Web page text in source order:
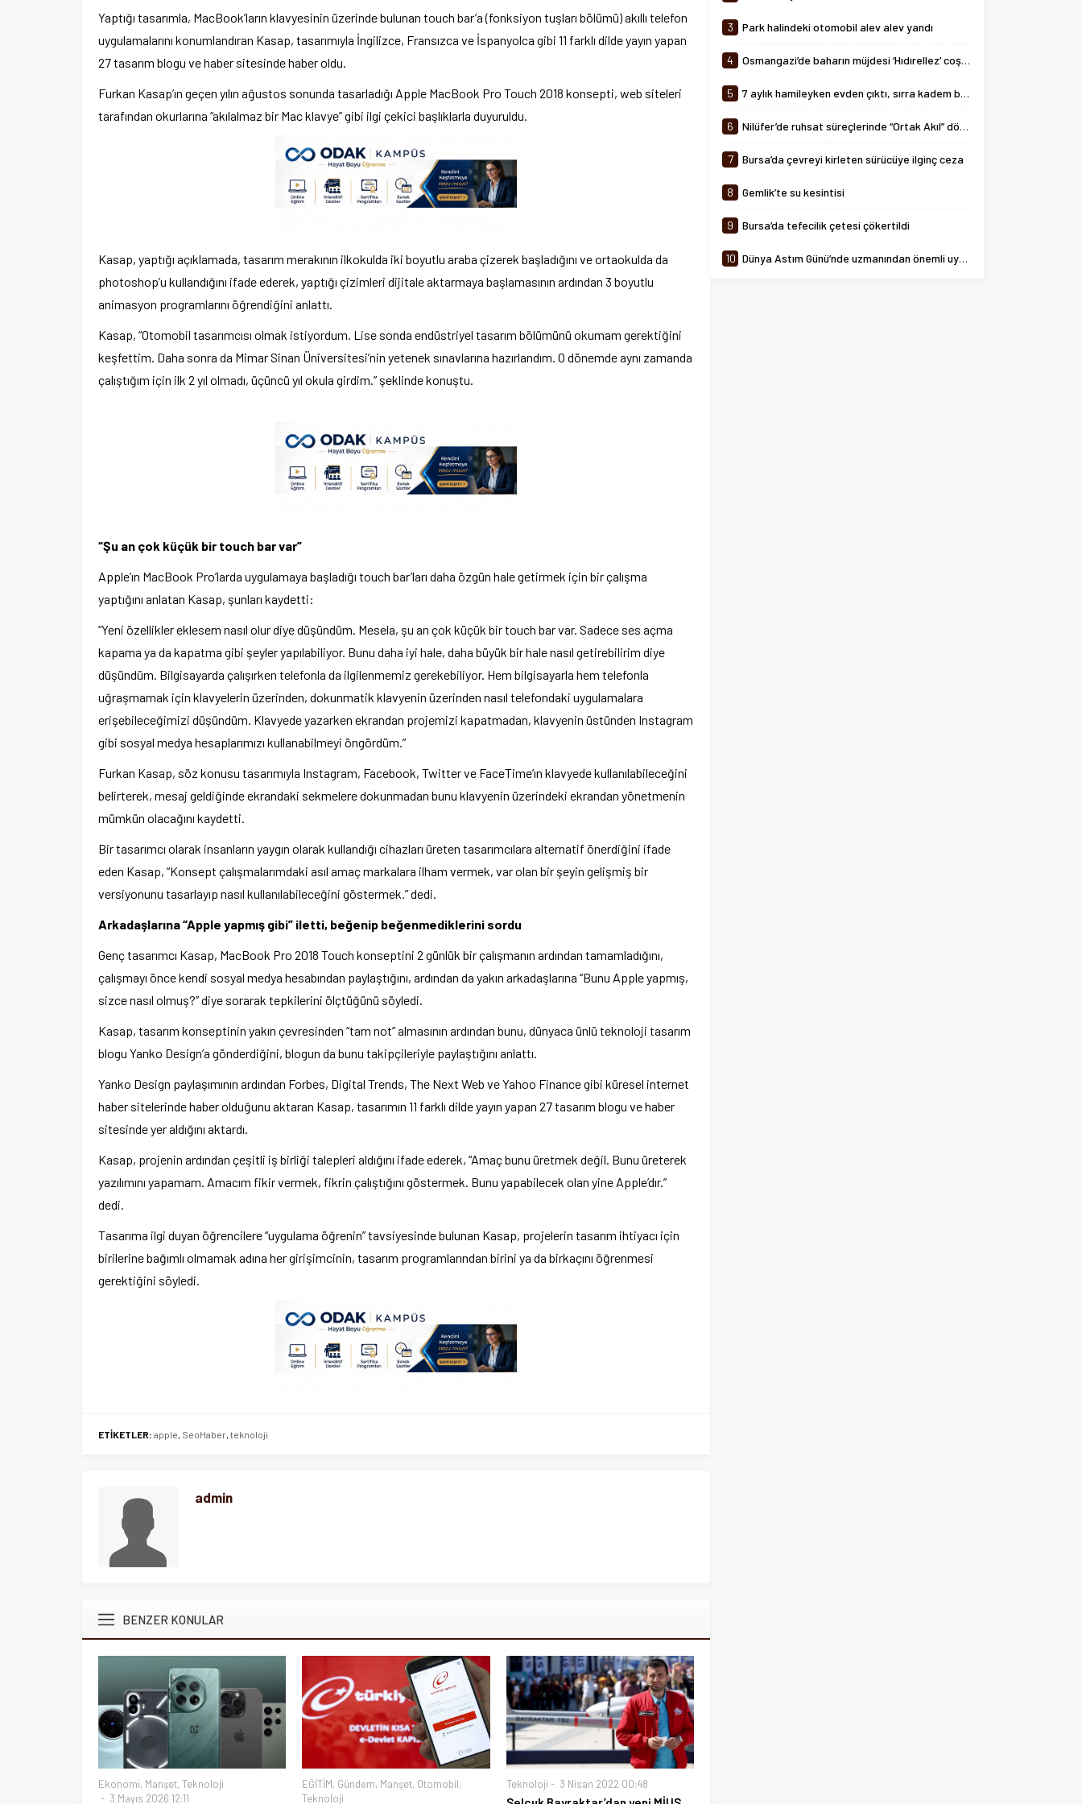
Yaptığı tasarımla, MacBook’ların klavyesinin üzerinde bulunan touch bar’a (fonksiyon tuşları bölümü) akıllı telefon
uygulamalarını konumlandıran Kasap, tasarımıyla İngilizce, Fransızca ve İspanyolca gibi 11 farklı dilde yayın yapan
27 tasarım blogu ve haber sitesinde haber oldu.
Furkan Kasap’ın geçen yılın ağustos sonunda tasarladığı Apple MacBook Pro Touch 2018 konsepti, web siteleri
tarafından okurlarına “akılalmaz bir Mac klavye” gibi ilgi çekici başlıklarla duyuruldu.
Kasap, yaptığı açıklamada, tasarım merakının ilkokulda iki boyutlu araba çizerek başladığını ve ortaokulda da
photoshop’u kullandığını ifade ederek, yaptığı çizimleri dijitale aktarmaya başlamasının ardından 3 boyutlu
animasyon programlarını öğrendiğini anlattı.
Kasap, “Otomobil tasarımcısı olmak istiyordum. Lise sonda endüstriyel tasarım bölümünü okumam gerektiğini
keşfettim. Daha sonra da Mimar Sinan Üniversitesi’nin yetenek sınavlarına hazırlandım. O dönemde aynı zamanda
çalıştığım için ilk 2 yıl olmadı, üçüncü yıl okula girdim.” şeklinde konuştu.
“Şu an çok küçük bir touch bar var”
Apple’ın MacBook Pro’larda uygulamaya başladığı touch bar’ları daha özgün hale getirmek için bir çalışma
yaptığını anlatan Kasap, şunları kaydetti:
“Yeni özellikler eklesem nasıl olur diye düşündüm. Mesela, şu an çok küçük bir touch bar var. Sadece ses açma
kapama ya da kapatma gibi şeyler yapılabiliyor. Bunu daha iyi hale, daha büyük bir hale nasıl getirebilirim diye
düşündüm. Bilgisayarda çalışırken telefonla da ilgilenmemiz gerekebiliyor. Hem bilgisayarla hem telefonla
uğraşmamak için klavyelerin üzerinden, dokunmatik klavyenin üzerinden nasıl telefondaki uygulamalara
erişebileceğimizi düşündüm. Klavyede yazarken ekrandan projemizi kapatmadan, klavyenin üstünden Instagram
gibi sosyal medya hesaplarımızı kullanabilmeyi öngördüm.”
Furkan Kasap, söz konusu tasarımıyla Instagram, Facebook, Twitter ve FaceTime’ın klavyede kullanılabileceğini
belirterek, mesaj geldiğinde ekrandaki sekmelere dokunmadan bunu klavyenin üzerindeki ekrandan yönetmenin
mümkün olacağını kaydetti.
Bir tasarımcı olarak insanların yaygın olarak kullandığı cihazları üreten tasarımcılara alternatif önerdiğini ifade
eden Kasap, “Konsept çalışmalarımdaki asıl amaç markalara ilham vermek, var olan bir şeyin gelişmiş bir
versiyonunu tasarlayıp nasıl kullanılabileceğini göstermek.” dedi.
Arkadaşlarına “Apple yapmış gibi” iletti, beğenip beğenmediklerini sordu
Genç tasarımcı Kasap, MacBook Pro 2018 Touch konseptini 2 günlük bir çalışmanın ardından tamamladığını,
çalışmayı önce kendi sosyal medya hesabından paylaştığını, ardından da yakın arkadaşlarına “Bunu Apple yapmış,
sizce nasıl olmuş?” diye sorarak tepkilerini ölçtüğünü söyledi.
Kasap, tasarım konseptinin yakın çevresinden “tam not” almasının ardından bunu, dünyaca ünlü teknoloji tasarım
blogu Yanko Design’a gönderdiğini, blogun da bunu takipçileriyle paylaştığını anlattı.
Yanko Design paylaşımının ardından Forbes, Digital Trends, The Next Web ve Yahoo Finance gibi küresel internet
haber sitelerinde haber olduğunu aktaran Kasap, tasarımın 11 farklı dilde yayın yapan 27 tasarım blogu ve haber
sitesinde yer aldığını aktardı.
Kasap, projenin ardından çeşitli iş birliği talepleri aldığını ifade ederek, “Amaç bunu üretmek değil. Bunu üreterek
yazılımını yapamam. Amacım fikir vermek, fikrin çalıştığını göstermek. Bunu yapabilecek olan yine Apple’dır.”
dedi.
Tasarıma ilgi duyan öğrencilere “uygulama öğrenin” tavsiyesinde bulunan Kasap, projelerin tasarım ihtiyacı için
birilerine bağımlı olmamak adına her girişimcinin, tasarım programlarından birini ya da birkaçını öğrenmesi
gerektiğini söyledi.
ETİKETLER: apple SeoHaber teknoloji
admin
BENZER KONULAR
Ekonomi, Manşet, Teknoloji
3 Mayıs 2026 12:11
EĞİTİM, Gündem, Manşet, Otomobil,
Teknoloji
Teknoloji 3 Nisan 2022 00:48
arasında...
3 Park halindeki otomobil alev alev yandı
4 Osmangazi’de baharın müjdesi ‘Hıdırellez’ coşkuyla kutlandı
5 7 aylık hamileyken evden çıktı, sırra kadem bastı
6 Nilüfer’de ruhsat süreçlerinde “Ortak Akıl” dönemi
7 Bursa’da çevreyi kirleten sürücüye ilginç ceza
8 Gemlik’te su kesintisi
9 Bursa’da tefecilik çetesi çökertildi
10 Dünya Astım Günü’nde uzmanından önemli uyarılar